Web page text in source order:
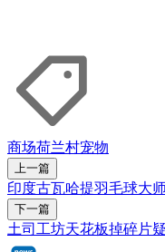
商场荷兰村宠物
上一篇
印度古瓦哈提羽毛球大
下一篇
土司工坊天花板掉碎片